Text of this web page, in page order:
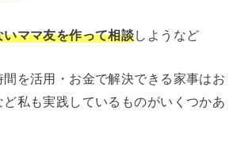
ママ友を作って相談しようなど
を活用・お金で解決できる家事はお
私も実践しているものがいくつかあ